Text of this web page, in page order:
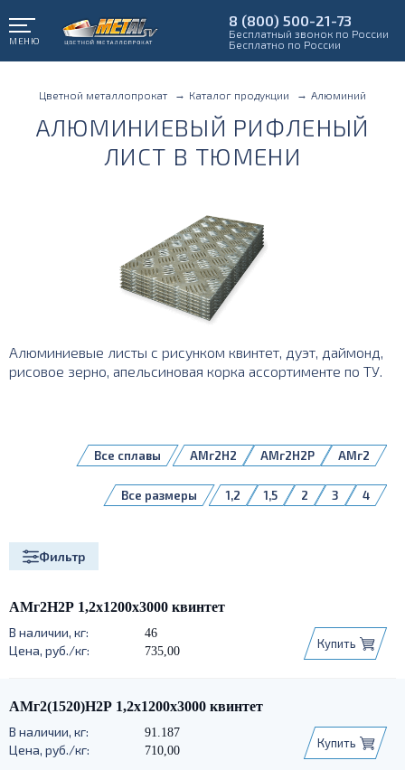
МЕНЮ
8 (800) 500-21-73
Бесплатный звонок по России
Бесплатно по России
Цветной металлопрокат Каталог продукции Алюминий
АЛЮМИНИЕВЫЙ РИФЛЕНЫЙ
ЛИСТ В ТЮМЕНИ
Алюминиевые листы с рисунком квинтет, дуэт, даймонд,
рисовое зерно, апельсиновая корка ассортименте по ТУ.
АМг2Н2 АМг2Н2P АМг2
Все сплавы
1,2 1,5 2 3 4
Все размеры
Фильтр
АМг2Н2Р 1,2х1200х3000 квинтет
46
735,00
Купить
АМг2(1520)Н2Р 1,2х1200х3000 квинтет
91.187
710,00
Купить